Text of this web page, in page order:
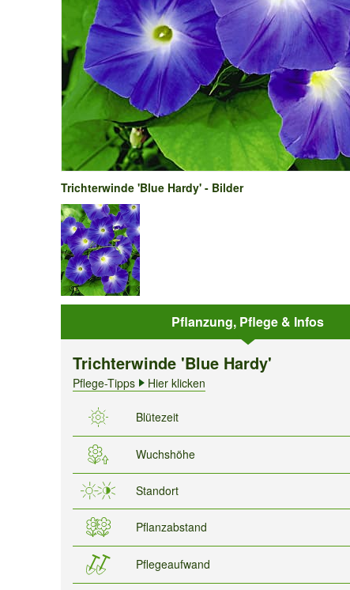
Trichterwinde 'Blue Hardy' - Bilder
Pflanzung, Pflege & Infos
Trichterwinde 'Blue Hardy'
Pflege-Tipps Hier klicken
Blütezeit
Wuchshöhe
Standort
Pflanzabstand
Pflegeaufwand